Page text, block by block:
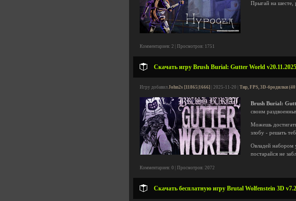
Прыгай на шесте,
Комментариев: 2 | Просмотров: 1751
Скачать игру Brush Burial: Gutter World
Игру добавил John2s [11865|1666] | 2025-11-20 | Тир, FPS, 3D-бродилки
Brush Burial:
своим
Можешь
злобу - решать
Овладей набором
постарайся не
Комментариев: 0 | Просмотров: 2072
Скачать бесплатную игру Brutal Wolfenstein 3D